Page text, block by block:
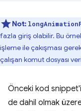
Not:
fazla giriş olabilir. Bu
işleme ile çakışması
çalışan komut dosyası
Önceki kod
de dahil olmak